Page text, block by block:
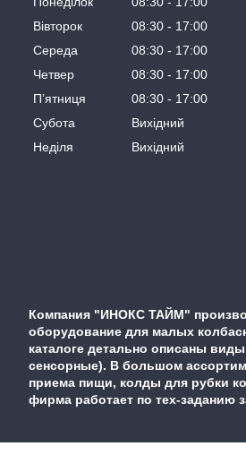
Вівторок
08:30
17:00
Середа
08:30
17:00
Четвер
08:30
17:00
Пʼятниця
08:30
17:00
Субота
Вихідний
Неділя
Вихідний
Компания "ИНОКС ТАЙМ"
оборудование для малых
каталоге детально описаны
сенсорные). В большом
приема пищи, колды для рубки
фирма работает по тех-заданию